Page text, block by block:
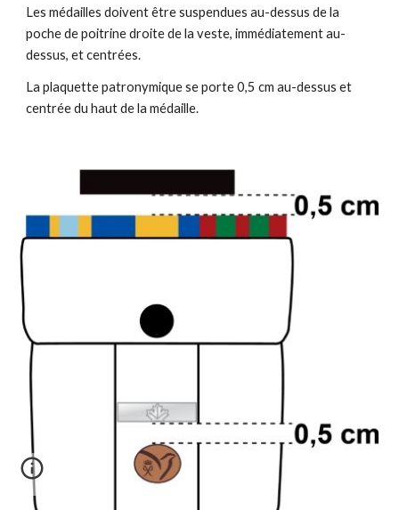
Les médailles doivent être suspendues au-dessus de la
poche de poitrine droite de la veste, immédiatement au-
dessus, et centrées.
La plaquette patronymique se porte 0,5 cm au-dessus et
centrée du haut de la médaille.